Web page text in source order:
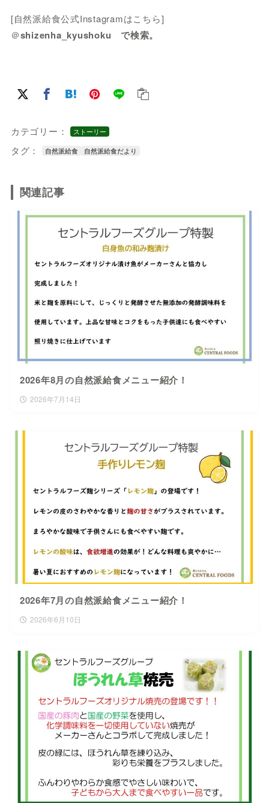
[自然派給食公式Instagramはこちら]
＠shizenha_kyushoku で検索。
カテゴリー： ストーリー
タグ： 自然派給食 自然派給食だより
関連記事
2026年8月の自然派給食メニュー紹介！
2026年7月14日
2026年7月の自然派給食メニュー紹介！
2026年6月10日